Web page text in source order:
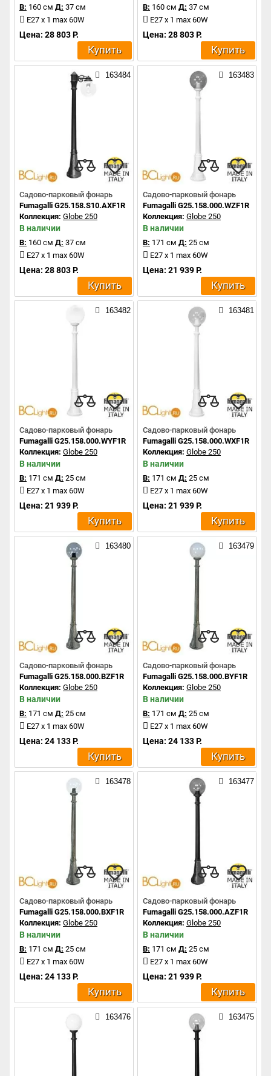
В: 160 см Д: 37 см
E27 x 1 max 60W
Цена: 28 803 Р.
Купить
В: 160 см Д: 37 см
E27 x 1 max 60W
Цена: 28 803 Р.
Купить
163484
Садово-парковый фонарь
Fumagalli G25.158.S10.AXF1R
Коллекция: Globe 250
В наличии
В: 160 см Д: 37 см
E27 x 1 max 60W
Цена: 28 803 Р.
Купить
163483
Садово-парковый фонарь
Fumagalli G25.158.000.WZF1R
Коллекция: Globe 250
В наличии
В: 171 см Д: 25 см
E27 x 1 max 60W
Цена: 21 939 Р.
Купить
163482
Садово-парковый фонарь
Fumagalli G25.158.000.WYF1R
Коллекция: Globe 250
В наличии
В: 171 см Д: 25 см
E27 x 1 max 60W
Цена: 21 939 Р.
Купить
163481
Садово-парковый фонарь
Fumagalli G25.158.000.WXF1R
Коллекция: Globe 250
В наличии
В: 171 см Д: 25 см
E27 x 1 max 60W
Цена: 21 939 Р.
Купить
163480
Садово-парковый фонарь
Fumagalli G25.158.000.BZF1R
Коллекция: Globe 250
В наличии
В: 171 см Д: 25 см
E27 x 1 max 60W
Цена: 24 133 Р.
Купить
163479
Садово-парковый фонарь
Fumagalli G25.158.000.BYF1R
Коллекция: Globe 250
В наличии
В: 171 см Д: 25 см
E27 x 1 max 60W
Цена: 24 133 Р.
Купить
163478
Садово-парковый фонарь
Fumagalli G25.158.000.BXF1R
Коллекция: Globe 250
В наличии
В: 171 см Д: 25 см
E27 x 1 max 60W
Цена: 24 133 Р.
Купить
163477
Садово-парковый фонарь
Fumagalli G25.158.000.AZF1R
Коллекция: Globe 250
В наличии
В: 171 см Д: 25 см
E27 x 1 max 60W
Цена: 21 939 Р.
Купить
163476 163475